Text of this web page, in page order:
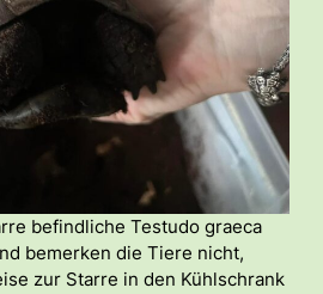
befindliche Testudo graeca
bemerken die Tiere nicht,
zur Starre in den Kühlschrank